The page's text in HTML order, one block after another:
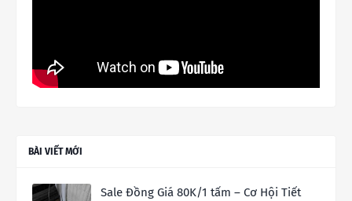
BÀI VIẾT MỚI
Sale Đồng Giá 80K/1 tấm – Cơ Hội Tiết